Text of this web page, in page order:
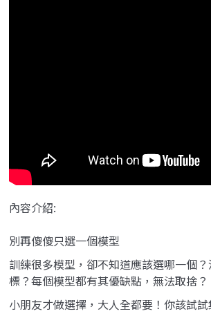
內容介紹:
別再傻傻只選一個模型
訓練很多模型，卻不知道應該選哪一個
標？每個模型都有其優缺點，無法取捨？
小朋友才做選擇，大人全都要！你該試試